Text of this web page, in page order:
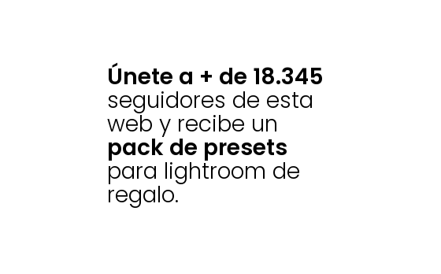
Únete a + de 18.345
seguidores de esta
web y recibe un
pack de presets
para lightroom de
regalo.